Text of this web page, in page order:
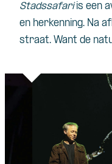
Stadssafariis een
en herkenning. Na
straat. Want de